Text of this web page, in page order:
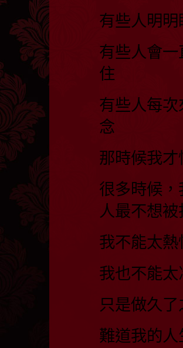
有些人明
有些人會
住
有些人每
念
那時候我
很多時候
人最不想
我不能太
我也不能
只是做久
難道我的